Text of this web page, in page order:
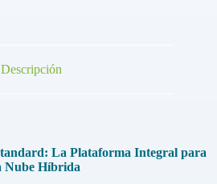
Descripción
La Plataforma Integral para
Nube Híbrida